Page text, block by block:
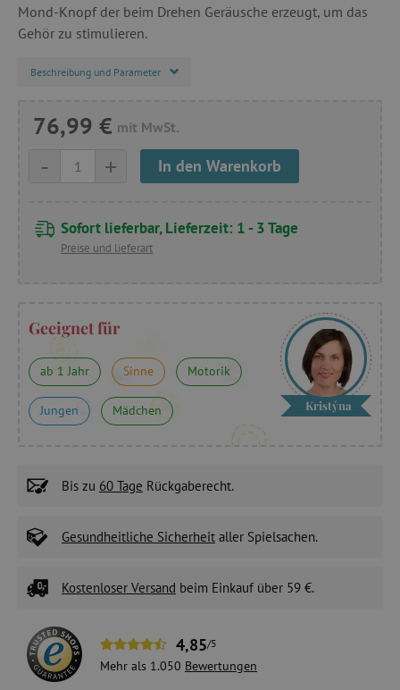
Mond-Knopf der beim Drehen Geräusche erzeugt, um das
Gehör zu stimulieren.
Beschreibung und Parameter
76,99 € mit MwSt.
+
- In den Warenkorb
Sofort lieferbar, Lieferzeit: 1 - 3 Tage
Preise und lieferart
Geeignet für
ab 1 Jahr Sinne Motorik
Jungen Mädchen Kristýna
Bis zu 60 Tage Rückgaberecht.
Gesundheitliche Sicherheit aller Spielsachen.
Kostenloser Versand beim Einkauf über 59 €.
4,85/5
Mehr als 1.050 Bewertungen